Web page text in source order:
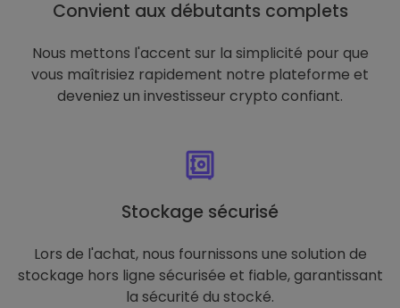
Convient aux débutants complets
Nous mettons l'accent sur la simplicité pour que
vous maîtrisiez rapidement notre plateforme et
deveniez un investisseur crypto confiant.
Stockage sécurisé
Lors de l'achat, nous fournissons une solution de
stockage hors ligne sécurisée et fiable, garantissant
la sécurité du stocké.